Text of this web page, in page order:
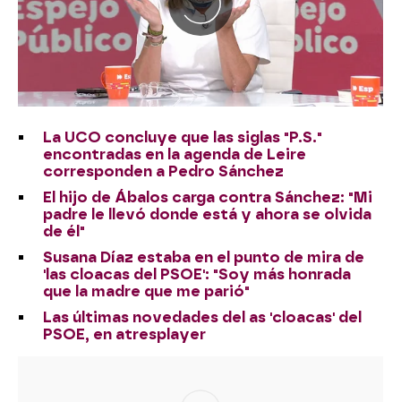
La UCO concluye que las siglas "P.S."
encontradas en la agenda de Leire
corresponden a Pedro Sánchez
El hijo de Ábalos carga contra Sánchez: "Mi
padre le llevó donde está y ahora se olvida
de él"
Susana Díaz estaba en el punto de mira de
'las cloacas del PSOE': "Soy más honrada
que la madre que me parió"
Las últimas novedades del as 'cloacas' del
PSOE, en atresplayer